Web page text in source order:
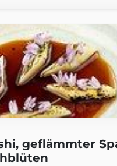
geflämmter